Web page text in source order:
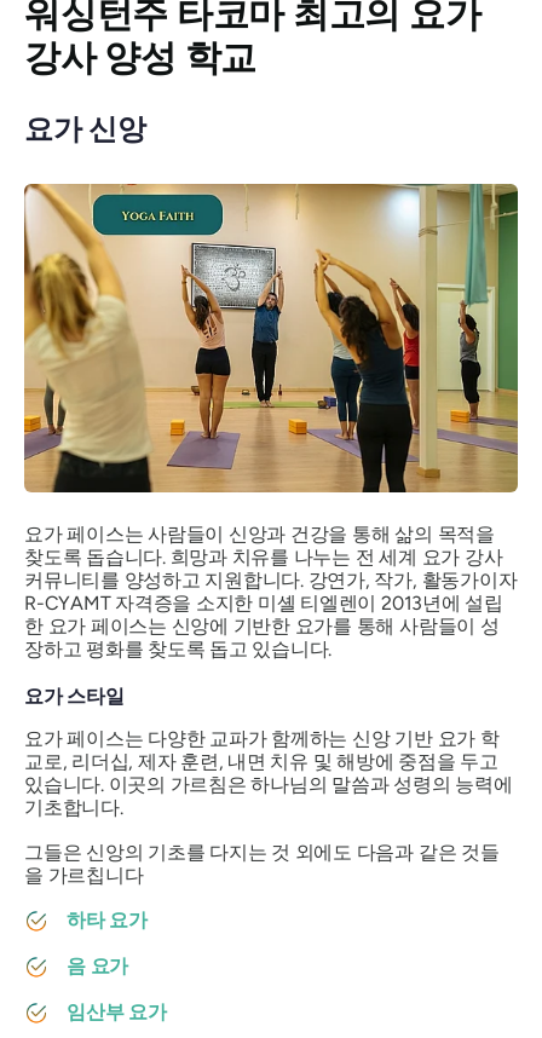
워싱턴주 타코마 최고의 요가
강사 양성 학교
요가 신앙
요가 페이스는 사람들이 신앙과 건강을 통해 삶의 목적을
찾도록 돕습니다. 희망과 치유를 나누는 전 세계 요가 강사
커뮤니티를 양성하고 지원합니다. 강연가, 작가, 활동가이자
R-CYAMT 자격증을 소지한 미셸 티엘렌이 2013년에 설립
한 요가 페이스는 신앙에 기반한 요가를 통해 사람들이 성
장하고 평화를 찾도록 돕고 있습니다.
요가 스타일
요가 페이스는 다양한 교파가 함께하는 신앙 기반 요가 학
교로, 리더십, 제자 훈련, 내면 치유 및 해방에 중점을 두고
있습니다. 이곳의 가르침은 하나님의 말씀과 성령의 능력에
기초합니다.
그들은 신앙의 기초를 다지는 것 외에도 다음과 같은 것들
을 가르칩니다
하타 요가
음 요가
임산부 요가